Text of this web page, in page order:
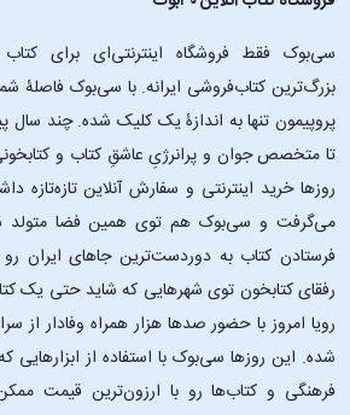
سی‌بوک فقط فروشگاه اینترنتی‌ای برای
بزرگ‌ترین کتاب‌فروشی ایرانه. با سی‌بوک فاصلۀ
تا متخصص جوان و پرانرژیِ عاشقِ کتاب و
روزها خرید اینترنتی و سفارش آنلاین تازه‌تازه
می‌گرفت و سی‌بوک هم توی همین فضا متولد
فرستادن کتاب به دوردست‌ترین جاهای ایران رو
رفقای کتابخون توی شهرهایی که شاید حتی یک
رویا امروز با حضور صدها هزار همراه وفادار از
شده. این ‌روزها سی‌بوک با استفاده از ابزارهایی
فرهنگی و کتاب‌ها رو با ارزون‌ترین قیمت